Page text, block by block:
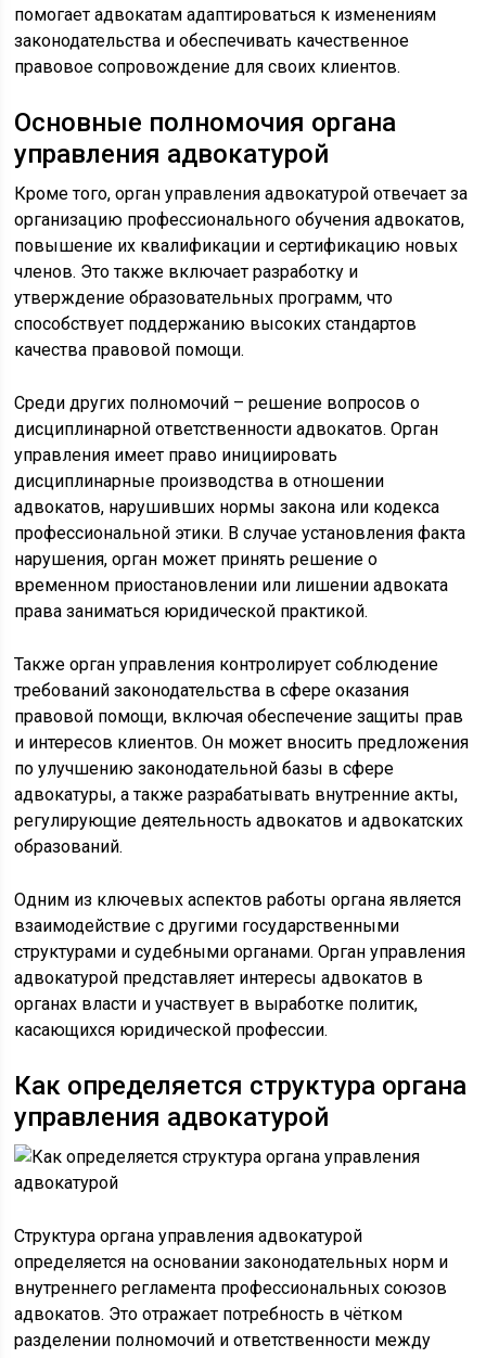
помогает адвокатам адаптироваться к изменениям
законодательства и обеспечивать качественное
правовое сопровождение для своих клиентов.
Основные полномочия органа
управления адвокатурой
Кроме того, орган управления адвокатурой отвечает за
организацию профессионального обучения адвокатов,
повышение их квалификации и сертификацию новых
членов. Это также включает разработку и
утверждение образовательных программ, что
способствует поддержанию высоких стандартов
качества правовой помощи.
Среди других полномочий – решение вопросов о
дисциплинарной ответственности адвокатов. Орган
управления имеет право инициировать
дисциплинарные производства в отношении
адвокатов, нарушивших нормы закона или кодекса
профессиональной этики. В случае установления факта
нарушения, орган может принять решение о
временном приостановлении или лишении адвоката
права заниматься юридической практикой.
Также орган управления контролирует соблюдение
требований законодательства в сфере оказания
правовой помощи, включая обеспечение защиты прав
и интересов клиентов. Он может вносить предложения
по улучшению законодательной базы в сфере
адвокатуры, а также разрабатывать внутренние акты,
регулирующие деятельность адвокатов и адвокатских
образований.
Одним из ключевых аспектов работы органа является
взаимодействие с другими государственными
структурами и судебными органами. Орган управления
адвокатурой представляет интересы адвокатов в
органах власти и участвует в выработке политик,
касающихся юридической профессии.
Как определяется структура органа
управления адвокатурой
Структура органа управления адвокатурой
определяется на основании законодательных норм и
внутреннего регламента профессиональных союзов
адвокатов. Это отражает потребность в чётком
разделении полномочий и ответственности между